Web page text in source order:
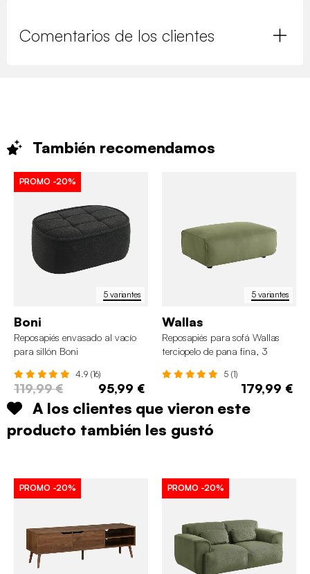
Comentarios de los clientes
También recomendamos
5 variantes
PROMO -20%
Boni
Reposapiés envasado al vacío
para sillón Boni
4.9 (16)
119,99 € 95,99 €
5 variantes
Wallas
Reposapiés para sofá Wallas
terciopelo de pana fina, 3
5 (1)
179,99 €
A los clientes que vieron este
producto también les gustó
PROMO -20% PROMO -20%